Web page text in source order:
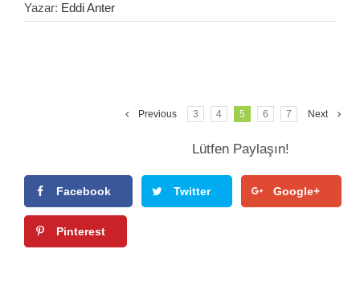
Yazar: Eddi Anter
Previous 3 4 5 6 7 Next
Lütfen Paylaşın!
Facebook Twitter Google+
Pinterest